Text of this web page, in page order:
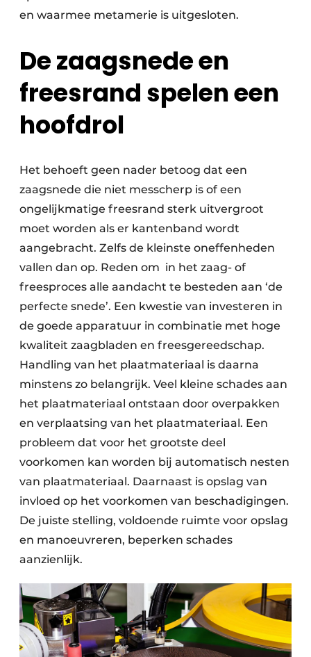
en waarmee metamerie is uitgesloten.
De zaagsnede en
freesrand spelen een
hoofdrol
Het behoeft geen nader betoog dat een
zaagsnede die niet messcherp is of een
ongelijkmatige freesrand sterk uitvergroot
moet worden als er kantenband wordt
aangebracht. Zelfs de kleinste oneffenheden
vallen dan op. Reden om in het zaag- of
freesproces alle aandacht te besteden aan ‘de
perfecte snede’. Een kwestie van investeren in
de goede apparatuur in combinatie met hoge
kwaliteit zaagbladen en freesgereedschap.
Handling van het plaatmateriaal is daarna
minstens zo belangrijk. Veel kleine schades aan
het plaatmateriaal ontstaan door overpakken
en verplaatsing van het plaatmateriaal. Een
probleem dat voor het grootste deel
voorkomen kan worden bij automatisch nesten
van plaatmateriaal. Daarnaast is opslag van
invloed op het voorkomen van beschadigingen.
De juiste stelling, voldoende ruimte voor opslag
en manoeuvreren, beperken schades
aanzienlijk.